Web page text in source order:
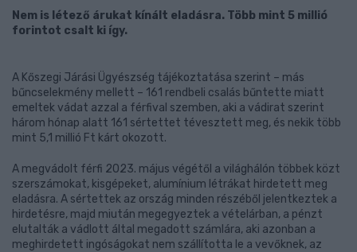
Nem is létező árukat kínált eladásra. Több mint 5 millió
forintot csalt ki így.
A Kőszegi Járási Ügyészség tájékoztatása szerint – más
bűncselekmény mellett – 161 rendbeli csalás bűntette miatt
emeltek vádat azzal a férfival szemben, aki a vádirat szerint
három hónap alatt 161 sértettet tévesztett meg, és nekik több
mint 5,1 millió Ft kárt okozott.
A megvádolt férfi 2023. május végétől a világhálón többek közt
szerszámokat, kisgépeket, alumínium létrákat hirdetett meg
eladásra. A sértettek az ország minden részéből jelentkeztek a
hirdetésre, majd miután megegyeztek a vételárban, a pénzt
elutalták a vádlott által megadott számlára, aki azonban a
meghirdetett ingóságokat nem szállította le a vevőknek, az